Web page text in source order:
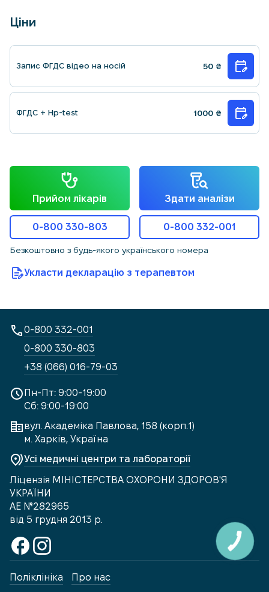
Ціни
Запис ФГДС вiдео на носій 50 ₴
ФГДС + Hp-test 1000 ₴
Прийом лікарів Здати аналізи
0-800 330-803 0-800 332-001
Безкоштовно з будь-якого українського номера
Укласти декларацію з терапевтом
Пн-Пт: 9:00-19:00
Сб: 9:00-19:00
вул. Академіка Павлова, 158 (корп.1)
м. Харків, Україна
Усі медичні центри та лабораторії
Ліцензія МІНІСТЕРСТВА ОХОРОНИ ЗДОРОВ'Я
УКРАЇНИ
АЕ №282965
від 5 грудня 2013 р.
0-800 332-001
0-800 330-803
+38 (066) 016-79-03
Поліклініка
Про нас